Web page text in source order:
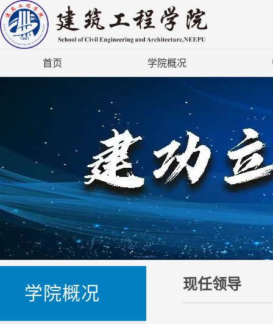
首页 学院概况
学院概况 现任领导